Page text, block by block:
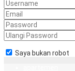
Saya bukan robot